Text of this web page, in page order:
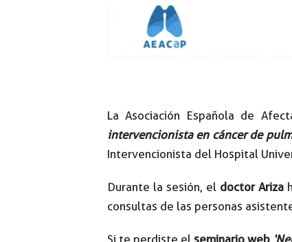
La Asociación Española de
intervencionista en cáncer de
Intervencionista del Hospital
Durante la sesión, el doctor Ariza
consultas de las personas
Si te perdiste el seminario web